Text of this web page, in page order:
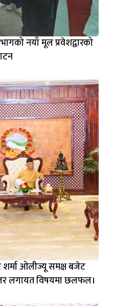
नयाँ मूल प्रवेशद्वारको
शर्मा ओलीज्यू समक्ष बजेट
लगायत विषयमा छलफल।